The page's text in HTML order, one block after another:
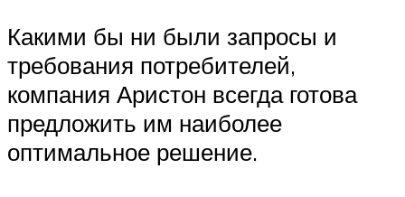
Какими бы ни были запросы и
требования потребителей,
компания Аристон всегда готова
предложить им наиболее
оптимальное решение.